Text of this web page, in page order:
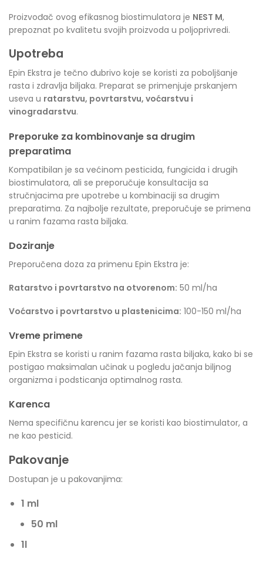
Proizvođač ovog efikasnog biostimulatora je NEST M,
prepoznat po kvalitetu svojih proizvoda u poljoprivredi.
Upotreba
Epin Ekstra je tečno đubrivo koje se koristi za poboljšanje
rasta i zdravlja biljaka. Preparat se primenjuje prskanjem
useva u ratarstvu, povrtarstvu, voćarstvu i
vinogradarstvu.
Preporuke za kombinovanje sa drugim
preparatima
Kompatibilan je sa većinom pesticida, fungicida i drugih
biostimulatora, ali se preporučuje konsultacija sa
stručnjacima pre upotrebe u kombinaciji sa drugim
preparatima. Za najbolje rezultate, preporučuje se primena
u ranim fazama rasta biljaka.
Doziranje
Preporučena doza za primenu Epin Ekstra je:
Ratarstvo i povrtarstvo na otvorenom: 50 ml/ha
Voćarstvo i povrtarstvo u plastenicima: 100-150 ml/ha
Vreme primene
Epin Ekstra se koristi u ranim fazama rasta biljaka, kako bi se
postigao maksimalan učinak u pogledu jačanja biljnog
organizma i podsticanja optimalnog rasta.
Karenca
Nema specifičnu karencu jer se koristi kao biostimulator, a
ne kao pesticid.
Pakovanje
Dostupan je u pakovanjima:
1 ml
50 ml
1l